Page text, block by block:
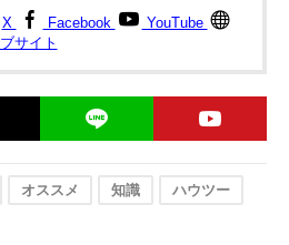
X Facebook
YouTube
サイト
オススメ 知識 ハウツー